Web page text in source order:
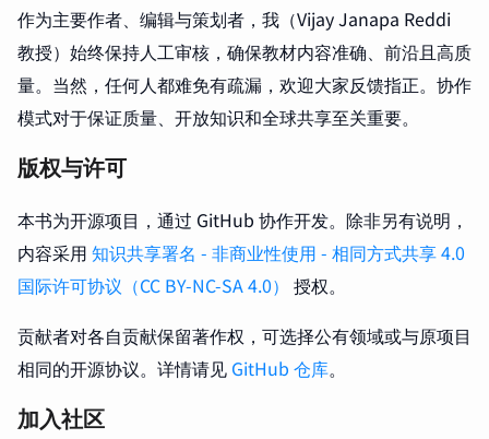
作为主要作者、编辑与策划者，我（Vijay Janapa Reddi
教授）始终保持人工审核，确保教材内容准确、前沿且高质
量。当然，任何人都难免有疏漏，欢迎大家反馈指正。协作
模式对于保证质量、开放知识和全球共享至关重要。
版权与许可
本书为开源项目，通过 GitHub 协作开发。除非另有说明，
内容采用 知识共享署名 - 非商业性使用 - 相同方式共享 4.0
国际许可协议（CC BY-NC-SA 4.0） 授权。
贡献者对各自贡献保留著作权，可选择公有领域或与原项目
相同的开源协议。详情请见 GitHub 仓库。
加入社区